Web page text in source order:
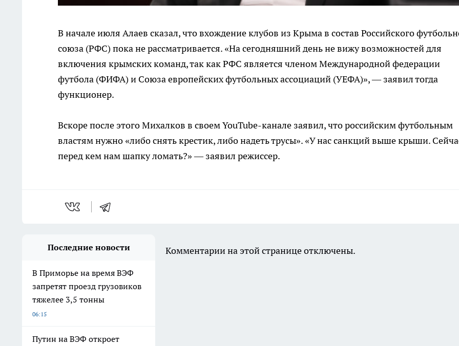
В начале июля Алаев сказал, что вхождение клубов из Крыма в состав Российского
союза (РФС) пока не рассматривается. «На сегодняшний день не вижу возможностей для
включения крымских команд, так как РФС является членом Международной федерации
футбола (ФИФА) и Союза европейских футбольных ассоциаций (УЕФА)», — заявил тогда
функционер.
Вскоре после этого Михалков в своем YouTube-канале заявил, что российским футбольным
властям нужно «либо снять крестик, либо надеть трусы». «У нас санкций выше крыши.
перед кем нам шапку ломать?» — заявил режиссер.
Последние новости
В Приморье на время ВЭФ
запретят проезд грузовиков
тяжелее 3,5 тонны
06:15
Путин на ВЭФ откроет
Комментарии на этой странице отключены.